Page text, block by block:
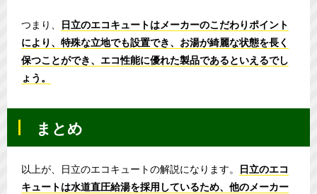
つまり、
日立のエコキュートはメーカーのこだわりポイント
により、特殊な立地でも設置でき、お湯が綺麗な状態を長く
保つことができ、エコ性能に優れた製品であるといえるでし
ょう。
まとめ
以上が、日立のエコキュートの解説になります。
日立のエコ
キュートは水道直圧給湯を採用しているため、他のメーカー